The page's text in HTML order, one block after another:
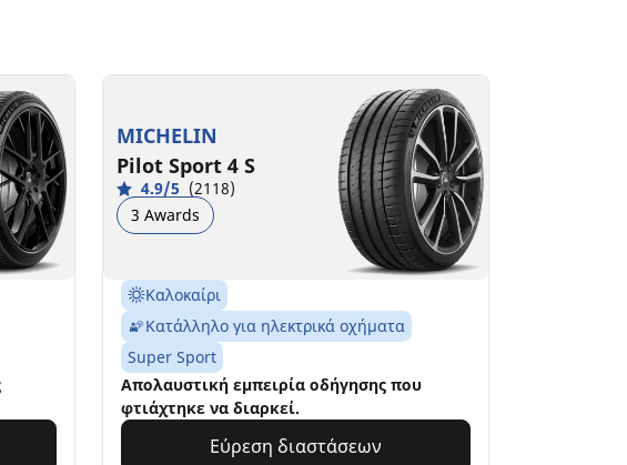
MICHELIN
Pilot Sport 4 S
4.9/5 (2118)
3 Awards
Καλοκαίρι
Κατάλληλο για ηλεκτρικά οχήματα
Super Sport
Απολαυστική εμπειρία οδήγησης που
φτιάχτηκε να διαρκεί.
Εύρεση διαστάσεων